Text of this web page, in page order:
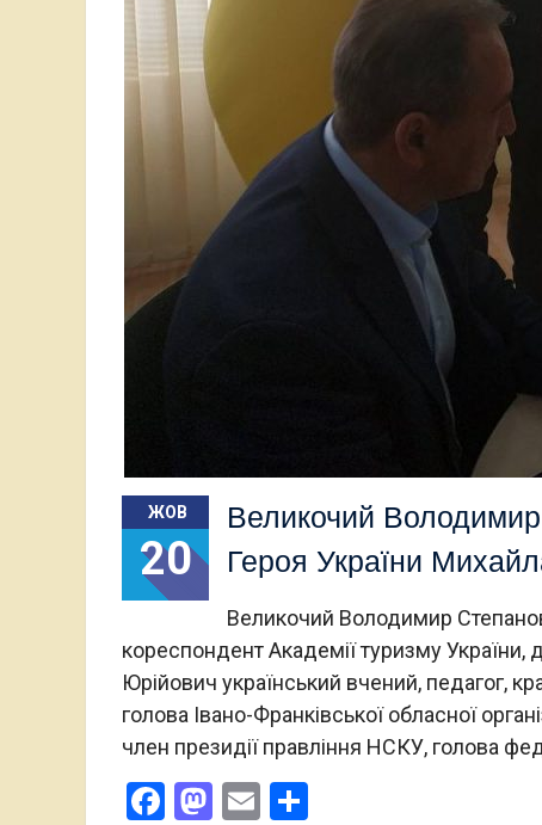
ЖОВ
20
Великочий
Героя України
Великочий Володимир
кореспондент Академії туризму
Юрійович український вчений, педагог,
голова Івано-Франківської обласної
член президії правління НСКУ, голова
Facebook
Mastodon
Email